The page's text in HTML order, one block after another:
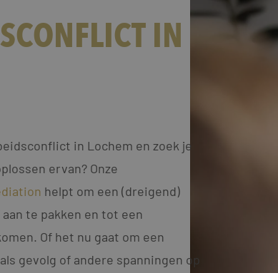
IN
in Lochem en zoek je
ervan? Onze
helpt om een (dreigend)
te pakken en tot een
Of het nu gaat om een
gevolg of andere spanningen op